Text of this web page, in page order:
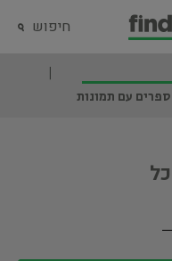
חיפוש
עם תמונות